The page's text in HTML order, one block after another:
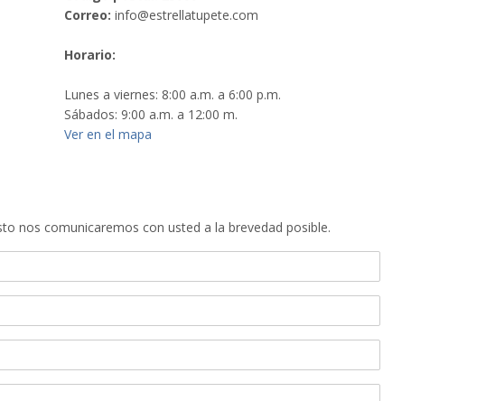
Correo: info@estrellatupete.com
Horario:
Lunes a viernes: 8:00 a.m. a 6:00 p.m.
Sábados: 9:00 a.m. a 12:00 m.
Ver en el mapa
nos comunicaremos con usted a la brevedad posible.